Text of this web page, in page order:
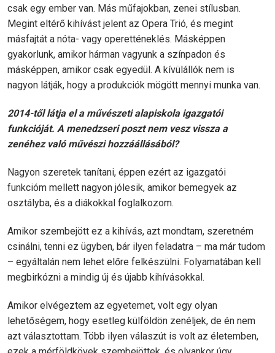
csak egy ember van. Más műfajokban, zenei stílusban.
Megint eltérő kihívást jelent az Opera Trió, és megint
másfajtát a nóta- vagy operetténeklés. Másképpen
gyakorlunk, amikor hárman vagyunk a színpadon és
másképpen, amikor csak egyedül. A kívülállók nem is
nagyon látják, hogy a produkciók mögött mennyi munka van.
2014-től látja el a művészeti alapiskola igazgatói
funkcióját. A menedzseri poszt nem vesz vissza a
zenéhez való művészi hozzáállásából?
Nagyon szeretek tanítani, éppen ezért az igazgatói
funkcióm mellett nagyon jólesik, amikor bemegyek az
osztályba, és a diákokkal foglalkozom.
Amikor szembejött ez a kihívás, azt mondtam, szeretném
csinálni, tenni ez ügyben, bár ilyen feladatra – ma már tudom
– egyáltalán nem lehet előre felkészülni. Folyamatában kell
megbirkózni a mindig új és újabb kihívásokkal.
Amikor elvégeztem az egyetemet, volt egy olyan
lehetőségem, hogy esetleg külföldön zenéljek, de én nem
azt választottam. Több ilyen válaszút is volt az életemben,